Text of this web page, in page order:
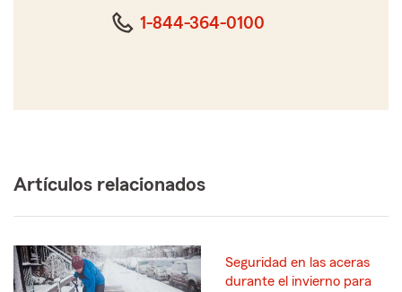
1-844-364-0100
Artículos relacionados
Seguridad en las aceras
durante el invierno para